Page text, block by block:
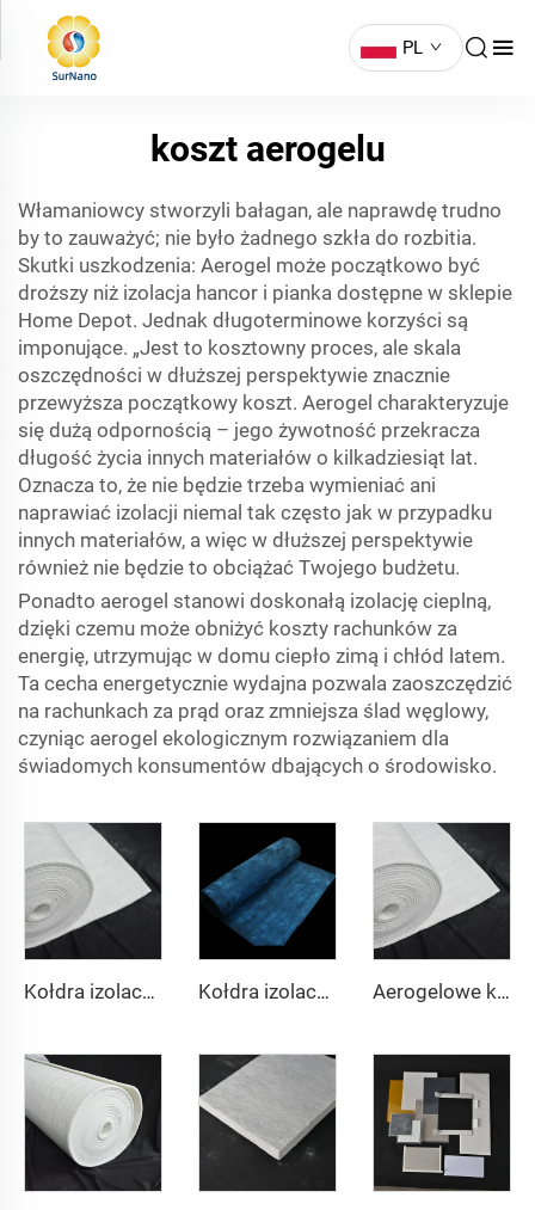
PL
koszt aerogelu
Włamaniowcy stworzyli bałagan, ale naprawdę trudno
by to zauważyć; nie było żadnego szkła do rozbitia.
Skutki uszkodzenia: Aerogel może początkowo być
droższy niż izolacja hancor i pianka dostępne w sklepie
Home Depot. Jednak długoterminowe korzyści są
imponujące. „Jest to kosztowny proces, ale skala
oszczędności w dłuższej perspektywie znacznie
przewyższa początkowy koszt. Aerogel charakteryzuje
się dużą odpornością – jego żywotność przekracza
długość życia innych materiałów o kilkadziesiąt lat.
Oznacza to, że nie będzie trzeba wymieniać ani
naprawiać izolacji niemal tak często jak w przypadku
innych materiałów, a więc w dłuższej perspektywie
również nie będzie to obciążać Twojego budżetu.
Ponadto aerogel stanowi doskonałą izolację cieplną,
dzięki czemu może obniżyć koszty rachunków za
energię, utrzymując w domu ciepło zimą i chłód latem.
Ta cecha energetycznie wydajna pozwala zaoszczędzić
na rachunkach za prąd oraz zmniejsza ślad węglowy,
czyniąc aerogel ekologicznym rozwiązaniem dla
świadomych konsumentów dbających o środowisko.
Kołdra izolacyjna z aerogelu 200℃ Kołdra izolacyjna z aerogelu 350℃ Aerogelowe kołdry izolacyjne 650℃